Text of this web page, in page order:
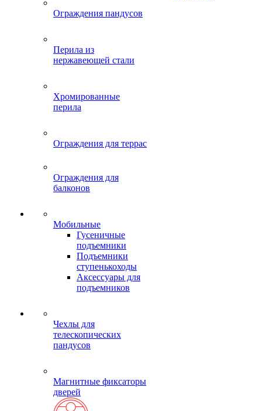
Ограждения пандусов
Перила из
нержавеющей стали
Хромированные
перила
Ограждения для террас
Ограждения для
балконов
Мобильные
Гусеничные
подъемники
Подъемники
ступенькоходы
Аксессуары для
подъемников
Чехлы для
телескопических
пандусов
Магнитные фиксаторы
дверей